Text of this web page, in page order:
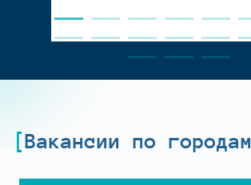
Вакансии по городам